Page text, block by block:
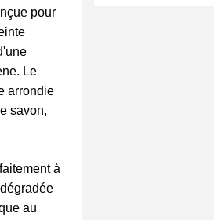
pour
Le
arrondie
savon,
à
au